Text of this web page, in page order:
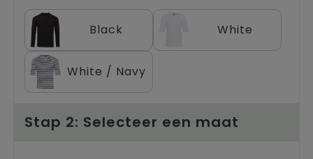
Trolleys
Black White
White / Navy
Stap 2: Selecteer een maat